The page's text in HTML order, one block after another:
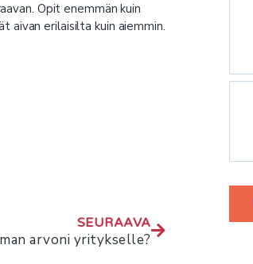
Opit enemmän kuin
aivan erilaisilta kuin aiemmin.
SEURAAVA
arvoni yritykselle?